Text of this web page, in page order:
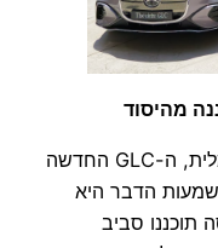
מהיסוד
בניגוד לדגמים שהוסבו להנעה חשמלית, ה-GLC החדשה
הדבר היא
תוכננו סביב